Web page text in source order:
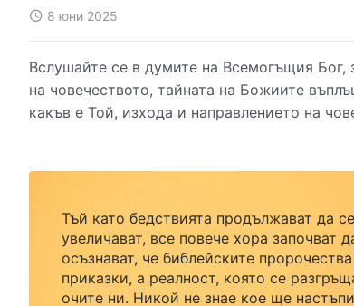
8 юни 2025
Вслушайте се в думите на Всемогъщия Бог,
на човечеството, тайната на Божиите
какъв е Той, изхода и направлението на
Тъй като бедствията продължават да се
увеличават, все повече хора започват
осъзнават, че библейските
приказки, а реалност, която се
очите ни. Никой не знае кое ще